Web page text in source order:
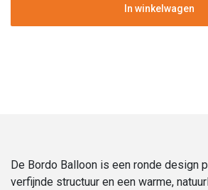
Earth
In winkelwagen
De Bordo Balloon is een ronde design
verfijnde structuur en een warme,